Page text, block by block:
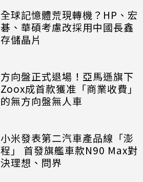
全球記憶體荒現轉機？HP、宏
碁、華碩考慮改採用中國長鑫
存儲晶片
方向盤正式退場！亞馬遜旗下
Zoox成首款獲准「商業收費」
的無方向盤無人車
小米發表第二汽車產品線「澎
程」 首發旗艦車款N90 Max對
決理想、問界